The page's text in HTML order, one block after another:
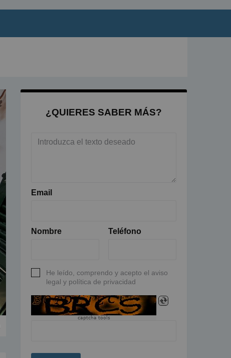
¿QUIERES SABER MÁS?
Email
Nombre Teléfono
He leído, comprendo y acepto el aviso
legal y política de privacidad
captcha tools